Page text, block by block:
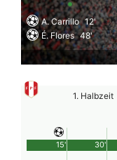
A. Carrillo 12'
É. Flores 48'
1. Halbzeit
15' 30'